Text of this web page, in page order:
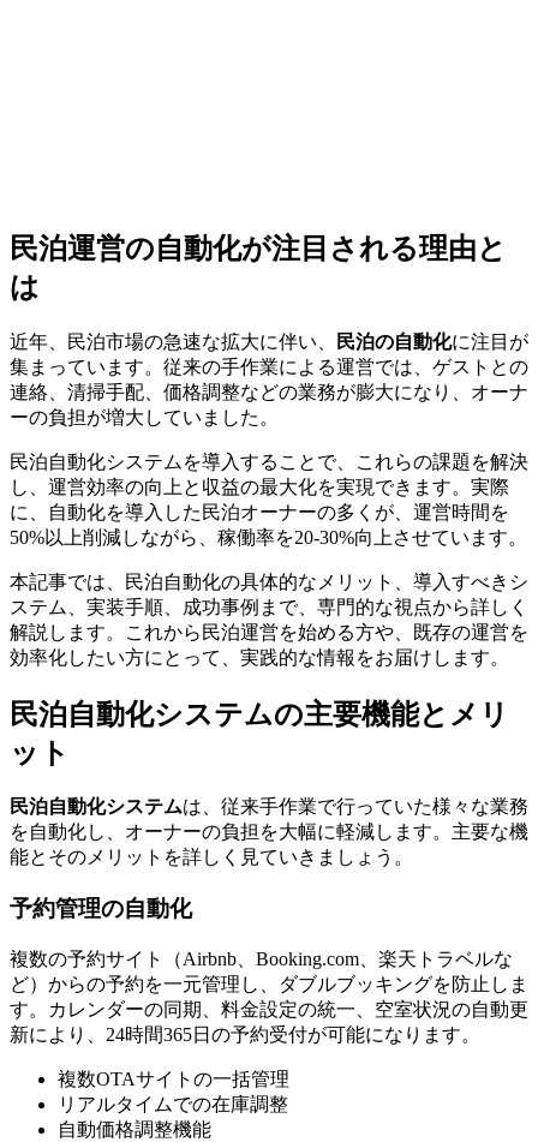
民泊運営の自動化が注目される理由と
は
近年、民泊市場の急速な拡大に伴い、 民泊の自動化に注目が
集まっています。従来の手作業による運営では、ゲストとの
連絡、清掃手配、価格調整などの業務が膨大になり、オーナ
ーの負担が増大していました。
民泊自動化システムを導入することで、これらの課題を解決
し、運営効率の向上と収益の最大化を実現できます。実際
に、自動化を導入した民泊オーナーの多くが、運営時間を
50%以上削減しながら、稼働率を20-30%向上させています。
本記事では、民泊自動化の具体的なメリット、導入すべきシ
ステム、実装手順、成功事例まで、専門的な視点から詳しく
解説します。これから民泊運営を始める方や、既存の運営を
効率化したい方にとって、実践的な情報をお届けします。
民泊自動化システムの主要機能とメリ
ット
民泊自動化システムは、従来手作業で行っていた様々な業務
を自動化し、オーナーの負担を大幅に軽減します。主要な機
能とそのメリットを詳しく見ていきましょう。
予約管理の自動化
複数の予約サイト（Airbnb、Booking.com、楽天トラベルな
ど）からの予約を一元管理し、ダブルブッキングを防止しま
す。カレンダーの同期、料金設定の統一、空室状況の自動更
新により、24時間365日の予約受付が可能になります。
複数OTAサイトの一括管理
リアルタイムでの在庫調整
自動価格調整機能